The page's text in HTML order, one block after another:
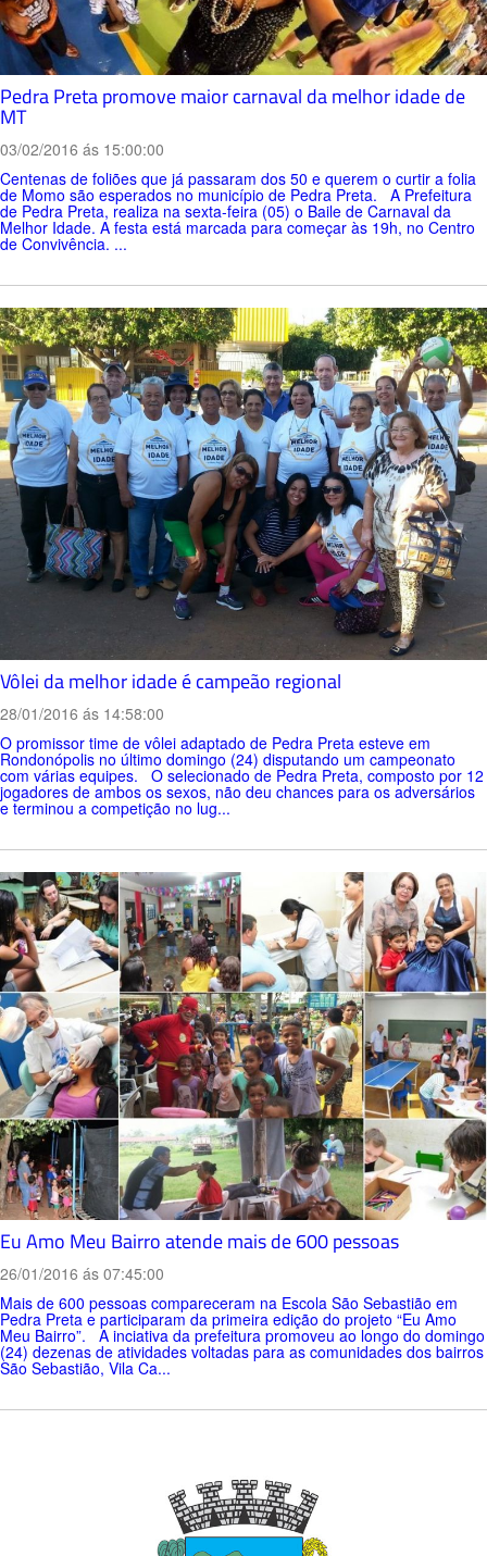
Pedra Preta promove maior carnaval da melhor idade de
MT
03/02/2016 ás 15:00:00
Centenas de foliões que já passaram dos 50 e querem o curtir a folia
de Momo são esperados no município de Pedra Preta. A Prefeitura
de Pedra Preta, realiza na sexta-feira (05) o Baile de Carnaval da
Melhor Idade. A festa está marcada para começar às 19h, no Centro
de Convivência. ...
Vôlei da melhor idade é campeão regional
28/01/2016 ás 14:58:00
O promissor time de vôlei adaptado de Pedra Preta esteve em
Rondonópolis no último domingo (24) disputando um campeonato
com várias equipes. O selecionado de Pedra Preta, composto por 12
jogadores de ambos os sexos, não deu chances para os adversários
e terminou a competição no lug...
Eu Amo Meu Bairro atende mais de 600 pessoas
26/01/2016 ás 07:45:00
Mais de 600 pessoas compareceram na Escola São Sebastião em
Pedra Preta e participaram da primeira edição do projeto “Eu Amo
Meu Bairro”. A inciativa da prefeitura promoveu ao longo do domingo
(24) dezenas de atividades voltadas para as comunidades dos bairros
São Sebastião, Vila Ca...